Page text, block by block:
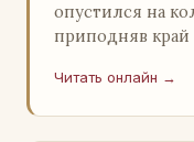
опустился на
приподняв
скрывался под
Читать онлайн →